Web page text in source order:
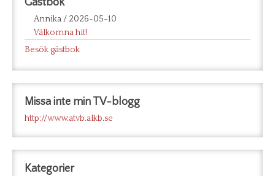
Gästbok
Annika/ 2026-05-10
Välkomna hit!
Besök gästbok
Missa inte min TV-blogg
http://www.atvb.alkb.se
Kategorier